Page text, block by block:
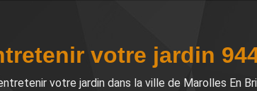
votre jardin
votre jardin dans la ville de Marolles En